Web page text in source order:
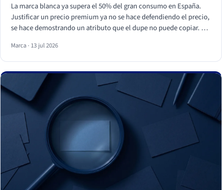
La marca blanca ya supera el 50% del gran consumo en España.
Justificar un precio premium ya no se hace defendiendo el precio,
se hace demostrando un atributo que el dupe no puede copiar. Si
siempre va a ganar.
Marca · 13 jul 2026